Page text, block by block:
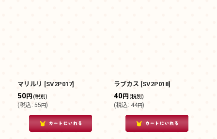
マリルリ [SV2P017]
50円 (税別)
(税込: 55円)
ラブカス [SV2P018]
40円 (税別)
(税込: 44円)